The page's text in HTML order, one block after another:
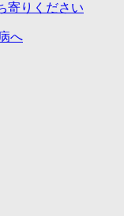
寄りください